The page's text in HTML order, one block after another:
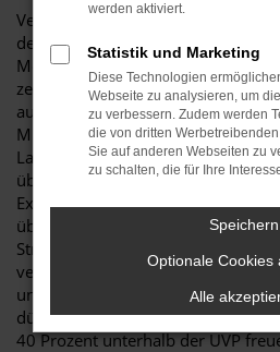
Vergleichstest und
der VW Taigo ein erstklassiges
Mobilität in München ist das
zeichnet sich sowohl durch seine
auch die vielen Extras aus. Nicht
München ist der VW Taigo die
Landstraße und Autobahn erweist
überzeugend. Bei Auto
Experten rund um den VW Taigo
übertragenen Sinne – bereits
Straßen von München geschickt.
verfügen wir über eine Erfahrung
und beraten Sie gerne fair und
dürfen Sie sich auf durch und
40 Prozent unterhalb der UVP
werden aktiviert.
Statistik und Marketing
Diese Technologien
Webseite zu analysieren, um
zu verbessern. Zudem werden
die von dritten
Sie auf anderen Webseiten zu
zu schalten, die für Ihre
Speichern
Optionale Cookies
Alle